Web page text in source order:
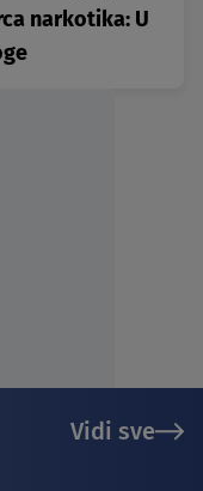
narkotika: U
Vidi sve